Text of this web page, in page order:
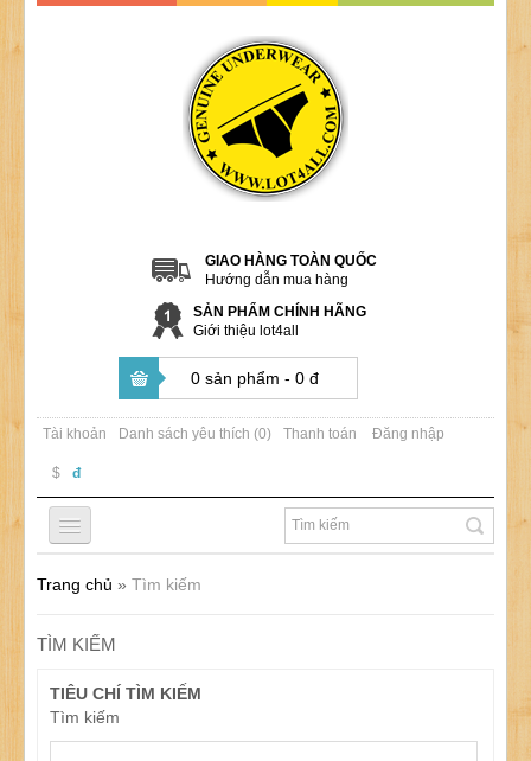
GIAO HÀNG TOÀN QUỐC
Hướng dẫn mua hàng
SẢN PHẨM CHÍNH HÃNG
Giới thiệu lot4all
0 sản phẩm - 0 đ
Tài khoản Danh sách yêu thích (0) Thanh toán Đăng nhập
$ đ
ÁO LÓT NAM
Trang chủ » Tìm kiếm
TÌM KIẾM
TIÊU CHÍ TÌM KIẾM
Tìm kiếm